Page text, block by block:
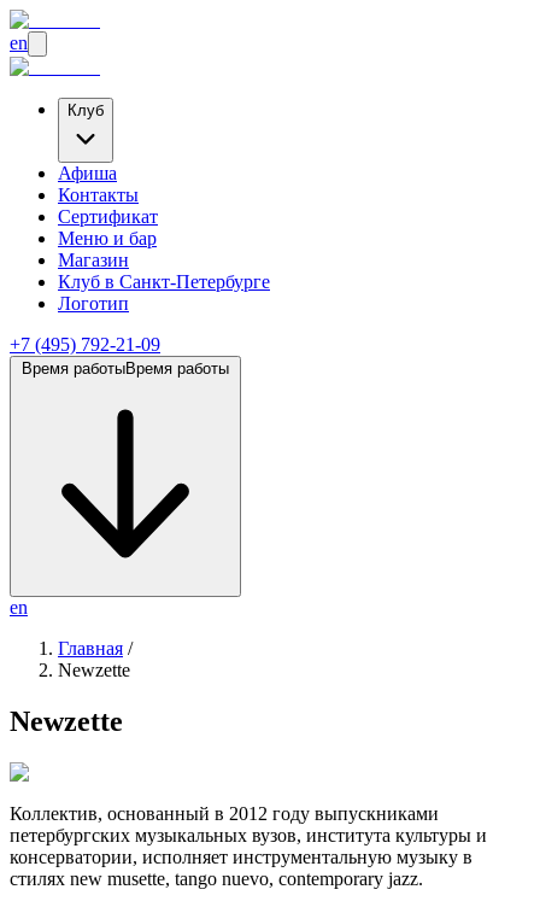
en
Клуб
Афиша
Контакты
Сертификат
Меню и бар
Магазин
Клуб в Санкт-Петербурге
Логотип
+7 (495) 792-21-09
Время работыВремя работы
en
Главная /
Newzette
Newzette
Коллектив, основанный в 2012 году выпускниками
петербургских музыкальных вузов, института культуры и
консерватории, исполняет инструментальную музыку в
стилях new musette, tango nuevo, contemporary jazz.